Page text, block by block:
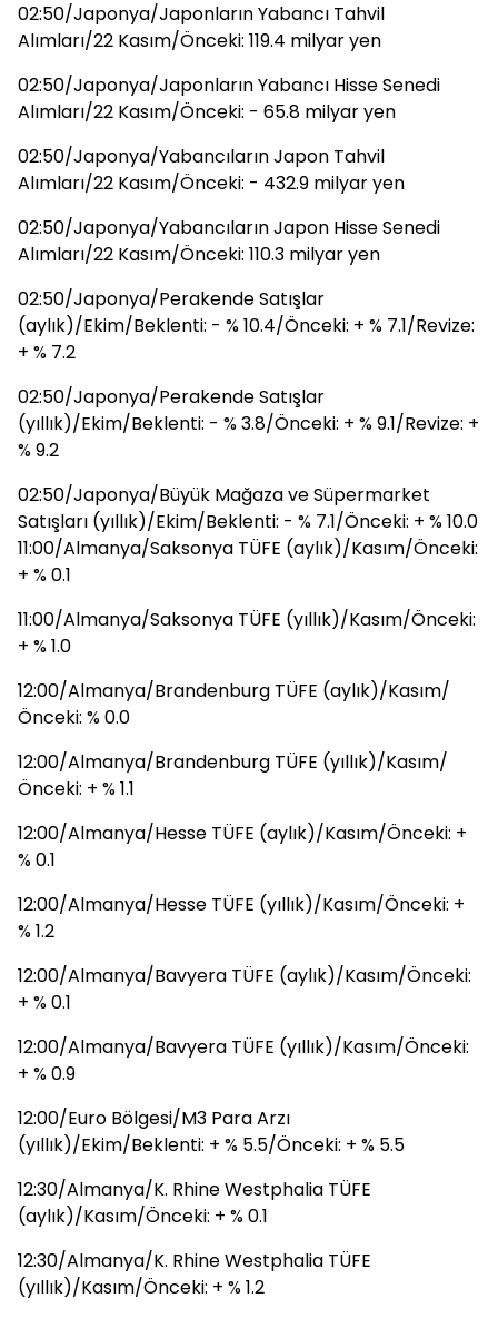
02:50/Japonya/Japonların Yabancı Tahvil
Alımları/22 Kasım/Önceki: 119.4 milyar yen
02:50/Japonya/Japonların Yabancı Hisse Senedi
Alımları/22 Kasım/Önceki: - 65.8 milyar yen
02:50/Japonya/Yabancıların Japon Tahvil
Alımları/22 Kasım/Önceki: - 432.9 milyar yen
02:50/Japonya/Yabancıların Japon Hisse Senedi
Alımları/22 Kasım/Önceki: 110.3 milyar yen
02:50/Japonya/Perakende Satışlar
(aylık)/Ekim/Beklenti: - % 10.4/Önceki: + % 7.1/Revize:
+ % 7.2
02:50/Japonya/Perakende Satışlar
(yıllık)/Ekim/Beklenti: - % 3.8/Önceki: + % 9.1/Revize: +
% 9.2
02:50/Japonya/Büyük Mağaza ve Süpermarket
Satışları (yıllık)/Ekim/Beklenti: - % 7.1/Önceki: + % 10.0
11:00/Almanya/Saksonya TÜFE (aylık)/Kasım/Önceki:
+ % 0.1
11:00/Almanya/Saksonya TÜFE (yıllık)/Kasım/Önceki:
+ % 1.0
12:00/Almanya/Brandenburg TÜFE (aylık)/Kasım/
Önceki: % 0.0
12:00/Almanya/Brandenburg TÜFE (yıllık)/Kasım/
Önceki: + % 1.1
12:00/Almanya/Hesse TÜFE (aylık)/Kasım/Önceki: +
% 0.1
12:00/Almanya/Hesse TÜFE (yıllık)/Kasım/Önceki: +
% 1.2
12:00/Almanya/Bavyera TÜFE (aylık)/Kasım/Önceki:
+ % 0.1
12:00/Almanya/Bavyera TÜFE (yıllık)/Kasım/Önceki:
+ % 0.9
12:00/Euro Bölgesi/M3 Para Arzı
(yıllık)/Ekim/Beklenti: + % 5.5/Önceki: + % 5.5
12:30/Almanya/K. Rhine Westphalia TÜFE
(aylık)/Kasım/Önceki: + % 0.1
12:30/Almanya/K. Rhine Westphalia TÜFE
(yıllık)/Kasım/Önceki: + % 1.2